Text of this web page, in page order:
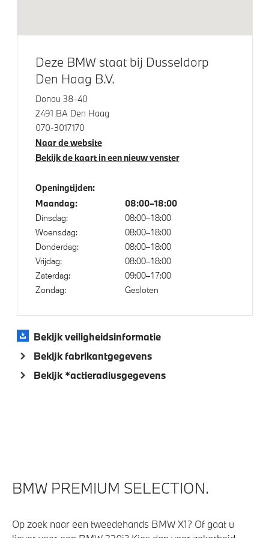
Adaptieve LED koplampen
Extra getint glas
Klimaatbeheersing
2-zone aut.airconditioning
Elektrische voorzieningen
Driving Assistant Professional
Buitenspiegels elektrisch inklapbaar
Comfort Access
Automatisch dimmende binnen- en buitenspiegel
bestuurderzijde
Bandenspanningsweergavesysteem
High-beam assistant
Parking assistant plus
Parkeer assistent
Aandrijving en onderstel
Adaptief onderstel
Deze BMW staat bij Dusseldorp
Den Haag B.V.
Donau 38-40
2491 BA Den Haag
070-3017170
Naar de website
Bekijk de kaart in een nieuw venster
Openingtijden:
Maandag:
08:00–18:00
Dinsdag:
08:00–18:00
Woensdag:
08:00–18:00
Donderdag:
08:00–18:00
Vrijdag:
08:00–18:00
Zaterdag:
09:00–17:00
Zondag:
Gesloten
Bekijk veiligheidsinformatie
Bekijk fabrikantgegevens
Bekijk *actieradiusgegevens
BMW PREMIUM SELECTION.
Op zoek naar een tweedehands BMW X1? Of gaat u